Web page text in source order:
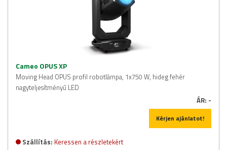
Cameo OPUS XP
Moving Head OPUS profil robotlámpa, 1x750 W, hideg fehér
nagyteljesítményű LED
ÁR: -
Kérjen ajánlatot!
Szállítás: Keressen a részletekért